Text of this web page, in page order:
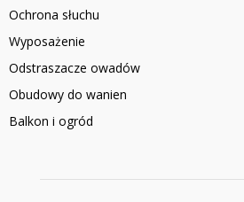
Ochrona słuchu
Wyposażenie
Odstraszacze owadów
Obudowy do wanien
Balkon i ogród